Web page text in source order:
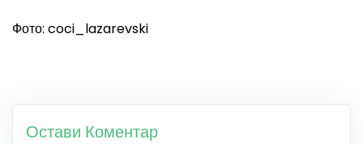
Фото: coci_lazarevski
Остави Коментар